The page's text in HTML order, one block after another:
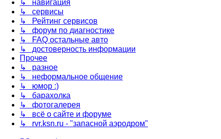
↳ навигация
↳ сервисы
↳ Рейтинг сервисов
↳ форум по диагностике
↳ FAQ остальные авто
↳ достоверность информации
Прочее
↳ разное
↳ неформальное общение
↳ юмор :)
↳ барахолка
↳ фотогалерея
↳ всё о сайте и форуме
↳ rvr.ksn.ru - "запасной аэродром"